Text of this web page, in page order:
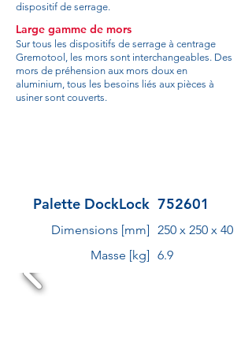
dispositif de serrage.
Large gamme de mors
Sur tous les dispositifs de serrage à centrage
Gremotool, les mors sont interchangeables. Des
mors de préhension aux mors doux en
aluminium, tous les besoins liés aux pièces à
usiner sont couverts.
Palette DockLock 752601
Dimensions [mm] 250 x 250 x 40
Masse [kg] 6.9